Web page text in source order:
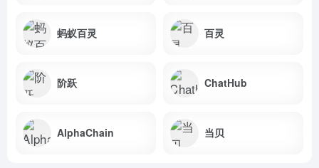
蚂蚁百灵 百灵
阶跃 ChatHub
AlphaChain 当贝